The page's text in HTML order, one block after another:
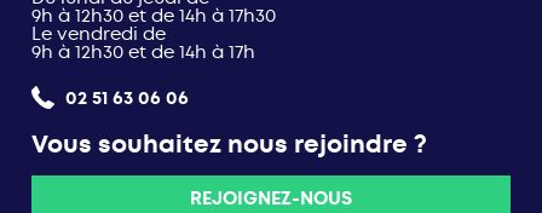
9h à 12h30 et de 14h à 17h30
Le vendredi de
9h à 12h30 et de 14h à 17h
02 51 63 06 06
Vous souhaitez nous rejoindre ?
REJOIGNEZ-NOUS